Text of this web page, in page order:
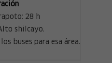
28 h
shilcayo.
buses para esa área.